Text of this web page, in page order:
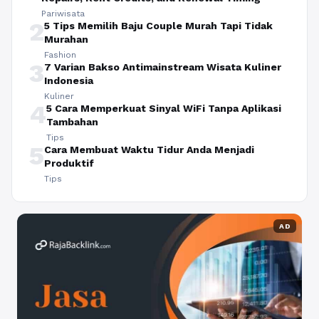
Pariwisata
25 Tips Memilih Baju Couple Murah Tapi Tidak
Murahan
Fashion
37 Varian Bakso Antimainstream Wisata Kuliner
Indonesia
Kuliner
45 Cara Memperkuat Sinyal WiFi Tanpa Aplikasi
Tambahan
Tips
5Cara Membuat Waktu Tidur Anda Menjadi
Produktif
Tips
AD